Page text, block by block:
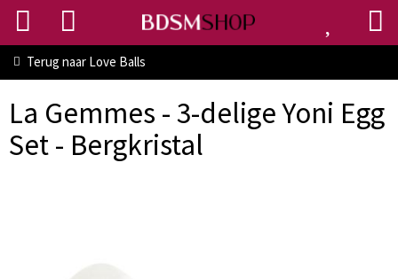
Terug naar Love Balls
La Gemmes - 3-delige Yoni Egg
Set - Bergkristal